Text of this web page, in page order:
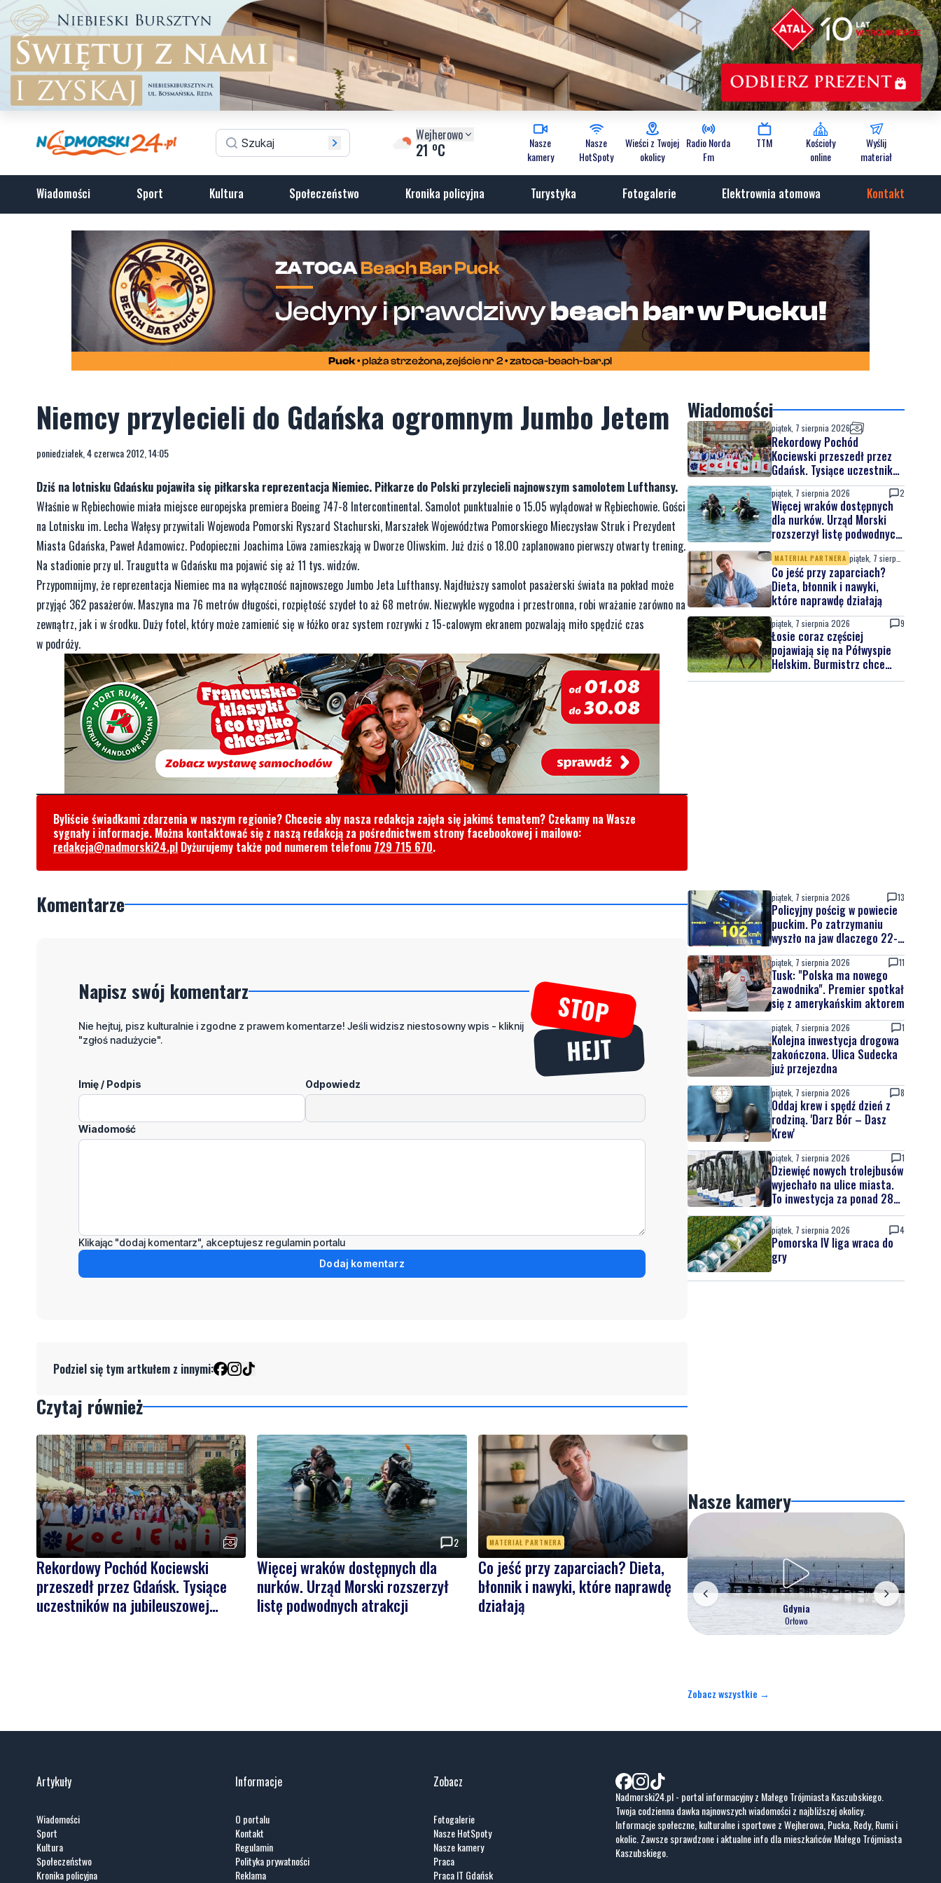
Wejherowo
21 oC
Nasze
kamery
Nasze
HotSpoty
Wieści z Twojej
okolicy
Radio Norda
Fm
TTM
Kościoły
online
Wyślij
materiał
Wiadomości Sport Kultura Społeczeństwo Kronika policyjna Turystyka Fotogalerie Elektrownia atomowa Kontakt
Niemcy przylecieli do Gdańska ogromnym Jumbo Jetem
poniedziałek, 4 czerwca 2012, 14:05
Dziś na lotnisku Gdańsku pojawiła się piłkarska reprezentacja Niemiec. Piłkarze do Polski przylecieli najnowszym samolotem Lufthansy.
Właśnie w Rębiechowie miała miejsce europejska premiera Boeing 747-8 Intercontinental. Samolot punktualnie o 15.05 wylądował w Rębiechowie. Gości
na Lotnisku im. Lecha Wałęsy przywitali Wojewoda Pomorski Ryszard Stachurski, Marszałek Województwa Pomorskiego Mieczysław Struk i Prezydent
Miasta Gdańska, Paweł Adamowicz. Podopieczni Joachima Löwa zamieszkają w Dworze Oliwskim. Już dziś o 18.00 zaplanowano pierwszy otwarty trening.
Na stadionie przy ul. Traugutta w Gdańsku ma pojawić się aż 11 tys. widzów.
Przypomnijmy, że reprezentacja Niemiec ma na wyłączność najnowszego Jumbo Jeta Lufthansy. Najdłuższy samolot pasażerski świata na pokład może
przyjąć 362 pasażerów. Maszyna ma 76 metrów długości, rozpiętość szydeł to aż 68 metrów. Niezwykle wygodna i przestronna, robi wrażanie zarówno na
zewnątrz, jak i w środku. Duży fotel, który może zamienić się w łóżko oraz system rozrywki z 15-calowym ekranem pozwalają miło spędzić czas
w podróży.
Byliście świadkami zdarzenia w naszym regionie? Chcecie aby nasza redakcja zajęła się jakimś tematem? Czekamy na Wasze
sygnały i informacje. Można kontaktować się z naszą redakcją za pośrednictwem strony facebookowej i mailowo:
redakcja@nadmorski24.pl Dyżurujemy także pod numerem telefonu 729 715 670.
Komentarze
Napisz swój komentarz
Nie hejtuj, pisz kulturalnie i zgodne z prawem komentarze! Jeśli widzisz niestosowny wpis - kliknij
"zgłoś nadużycie".
Imię / Podpis Odpowiedz
Wiadomość
Klikając "dodaj komentarz", akceptujesz regulamin portalu
Dodaj komentarz
Podziel się tym artkułem z innymi:
Czytaj również
Rekordowy Pochód Kociewski
przeszedł przez Gdańsk. Tysiące
uczestników na jubileuszowej
2
Więcej wraków dostępnych dla
nurków. Urząd Morski rozszerzył
listę podwodnych atrakcji
MATERIAŁ PARTNERA
Co jeść przy zaparciach? Dieta,
błonnik i nawyki, które naprawdę
działają
Wiadomości
piątek, 7 sierpnia 2026
Rekordowy Pochód
Kociewski przeszedł przez
Gdańsk. Tysiące uczestników
na jubileuszowej edycji
piątek, 7 sierpnia 2026 2
Więcej wraków dostępnych
dla nurków. Urząd Morski
rozszerzył listę podwodnych
atrakcji
MATERIAŁ PARTNERA
Co jeść przy zaparciach?
Dieta, błonnik i nawyki,
które naprawdę działają
piątek, 7 sierpnia 2026 9
Łosie coraz częściej
pojawiają się na Półwyspie
Helskim. Burmistrz chce
nowych znaków drogowych
piątek, 7 sierpnia 2026 13
Policyjny pościg w powiecie
puckim. Po zatrzymaniu
wyszło na jaw dlaczego 22-
latek uciekał
piątek, 7 sierpnia 2026 11
Tusk: "Polska ma nowego
zawodnika". Premier spotkał
się z amerykańskim aktorem
piątek, 7 sierpnia 2026 1
Kolejna inwestycja drogowa
zakończona. Ulica Sudecka
już przejezdna
piątek, 7 sierpnia 2026 8
Oddaj krew i spędź dzień z
rodziną. 'Darz Bór – Dasz
Krew'
piątek, 7 sierpnia 2026 1
Dziewięć nowych trolejbusów
wyjechało na ulice miasta.
To inwestycja za ponad 28
mln zł
piątek, 7 sierpnia 2026 4
Pomorska IV liga wraca do
gry
Nasze kamery
Gdynia
Orłowo
Zobacz wszystkie →
Artykuły
Wiadomości
Sport
Kultura
Społeczeństwo
Kronika policyjna
Informacje
O portalu
Kontakt
Regulamin
Polityka prywatności
Reklama
Zobacz
Fotogalerie
Nasze HotSpoty
Nasze kamery
Praca
Praca IT Gdańsk
Nadmorski24.pl - portal informacyjny z Małego Trójmiasta Kaszubskiego.
Twoja codzienna dawka najnowszych wiadomości z najbliższej okolicy.
Informacje społeczne, kulturalne i sportowe z Wejherowa, Pucka, Redy, Rumi i
okolic. Zawsze sprawdzone i aktualne info dla mieszkańców Małego Trójmiasta
Kaszubskiego.